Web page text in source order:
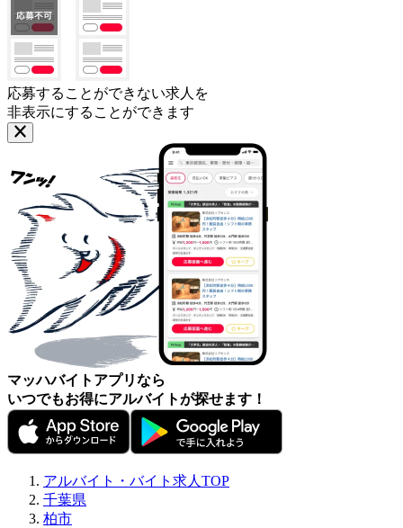
応募することができない求人を
非表示にすることができます
マッハバイトアプリなら
いつでもお得にアルバイトが探せます！
アルバイト・バイト求人TOP
千葉県
柏市